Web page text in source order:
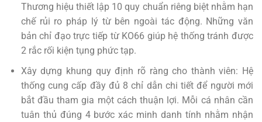
Thương hiệu thiết lập 10 quy chuẩn riêng biệt nhằm hạn
chế rủi ro pháp lý từ bên ngoài tác động. Những văn
bản chỉ đạo trực tiếp từ KO66 giúp hệ thống tránh được
2 rắc rối kiện tụng phức tạp.
Xây dựng khung quy định rõ ràng cho thành viên: Hệ
thống cung cấp đầy đủ 8 chỉ dẫn chi tiết để người mới
bắt đầu tham gia một cách thuận lợi. Mỗi cá nhân cần
tuân thủ đúng 4 bước xác minh danh tính nhằm nhận